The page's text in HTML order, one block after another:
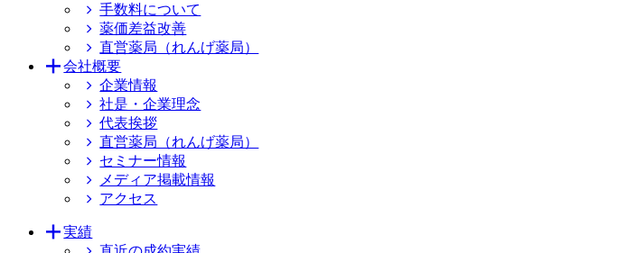
手数料について
薬価差益改善
直営薬局（れんげ薬局）
会社概要
企業情報
社是・企業理念
代表挨拶
直営薬局（れんげ薬局）
セミナー情報
メディア掲載情報
アクセス
実績